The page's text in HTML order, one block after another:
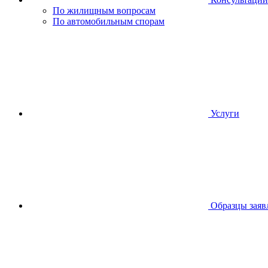
По жилищным вопросам
По автомобильным спорам
Услуги
Образцы